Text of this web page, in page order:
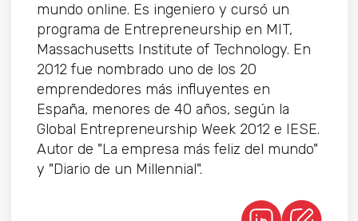
mundo online. Es ingeniero y cursó un
programa de Entrepreneurship en MIT,
Massachusetts Institute of Technology. En
2012 fue nombrado uno de los 20
emprendedores más influyentes en
España, menores de 40 años, según la
Global Entrepreneurship Week 2012 e IESE.
Autor de "La empresa más feliz del mundo"
y "Diario de un Millennial".